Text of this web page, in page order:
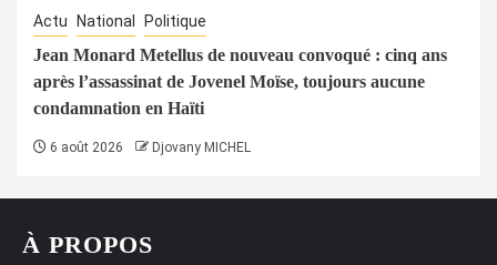
Actu National Politique
Jean Monard Metellus de nouveau convoqué : cinq ans
après l’assassinat de Jovenel Moïse, toujours aucune
condamnation en Haïti
6 août 2026 Djovany MICHEL
À PROPOS